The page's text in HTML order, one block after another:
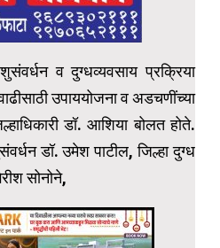
व दुग्धव्यवसाय प्रक्रिया
उपाययोजना व अडचणींच्या
डॉ. आशिया बोलत होते.
डॉ. उमेश पाटील, जिल्हा दुग्ध
सोनोने,